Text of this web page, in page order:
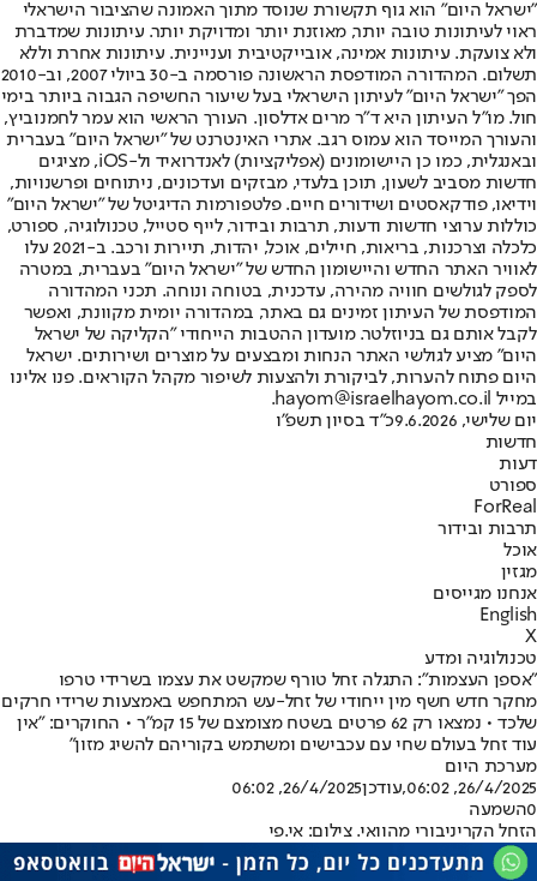
"ישראל היום" הוא גוף תקשורת שנוסד מתוך האמונה שהציבור הישראלי
ראוי לעיתונות טובה יותר, מאוזנת יותר ומדויקת יותר. עיתונות שמדברת
ולא צועקת. עיתונות אמינה, אובייקטיבית ועניינית. עיתונות אחרת וללא
תשלום. המהדורה המודפסת הראשונה פורסמה ב-30 ביולי 2007, וב-2010
הפך "ישראל היום" לעיתון הישראלי בעל שיעור החשיפה הגבוה ביותר בימי
חול. מו"ל העיתון היא ד"ר מרים אדלסון. העורך הראשי הוא עמר לחמנוביץ,
והעורך המייסד הוא עמוס רגב. אתרי האינטרנט של "ישראל היום" בעברית
ובאנגלית, כמו כן היישומונים (אפליקציות) לאנדרואיד ול-iOS, מציגים
חדשות מסביב לשעון, תוכן בלעדי, מבזקים ועדכונים, ניתוחים ופרשנויות,
וידיאו, פודקאסטים ושידורים חיים. פלטפורמות הדיגיטל של "ישראל היום"
כוללות ערוצי חדשות ודעות, תרבות ובידור, לייף סטייל, טכנולוגיה, ספורט,
כלכלה וצרכנות, בריאות, חיילים, אוכל, יהדות, תיירות ורכב. ב-2021 עלו
לאוויר האתר החדש והיישומון החדש של "ישראל היום" בעברית, במטרה
לספק לגולשים חוויה מהירה, עדכנית, בטוחה ונוחה. תכני המהדורה
המודפסת של העיתון זמינים גם באתר, במהדורה יומית מקוונת, ואפשר
לקבל אותם גם בניוזלטר. מועדון ההטבות הייחודי "הקליקה של ישראל
היום" מציע לגולשי האתר הנחות ומבצעים על מוצרים ושירותים. ישראל
היום פתוח להערות, לביקורת ולהצעות לשיפור מקהל הקוראים. פנו אלינו
במייל hayom@israelhayom.co.il.
יום שלישי, 9.6.2026
כ"ד בסיון תשפ"ו
חדשות
דעות
ספורט
ForReal
תרבות ובידור
אוכל
מגזין
אנחנו מגייסים
English
X
טכנולוגיה ומדע
"אספן העצמות": התגלה זחל טורף שמקשט את עצמו בשרידי טרפו
מחקר חדש חשף מין ייחודי של זחל-עש המתחפש באמצעות שרידי חרקים
שלכד • נמצאו רק 62 פרטים בשטח מצומצם של 15 קמ"ר • החוקרים: "אין
עוד זחל בעולם שחי עם עכבישים ומשתמש בקוריהם להשיג מזון"
מערכת היום
26/4/2025, 06:02
,עודכן26/4/2025, 06:02
0השמעה
הזחל הקריניבורי מהוואי. צילום: אי.פי